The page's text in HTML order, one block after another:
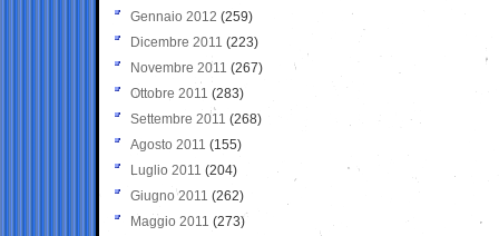
Gennaio 2012 (259)
Dicembre 2011 (223)
Novembre 2011 (267)
Ottobre 2011 (283)
Settembre 2011 (268)
Agosto 2011 (155)
Luglio 2011 (204)
Giugno 2011 (262)
Maggio 2011 (273)